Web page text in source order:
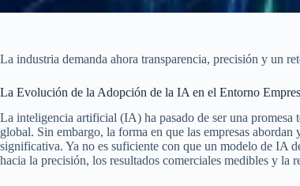
La industria demanda ahora transparencia, precisión y un
La Evolución de la Adopción de la IA en el Entorno
La inteligencia artificial (IA) ha pasado de ser una promesa
global. Sin embargo, la forma en que las empresas
significativa. Ya no es suficiente con que un modelo de IA
hacia la precisión, los resultados comerciales medibles y la